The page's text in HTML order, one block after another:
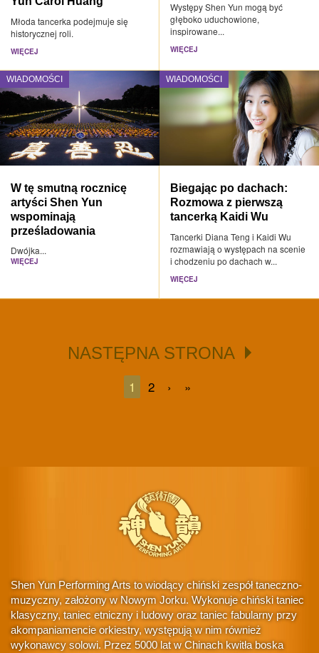
Młoda tancerka podejmuje się
historycznej roli.
WIĘCEJ
Występy Shen Yun mogą być
głęboko uduchowione,
inspirowane...
WIĘCEJ
WIADOMOŚCI
W tę smutną rocznicę
artyści Shen Yun
wspominają
prześladowania
Dwójka...
WIĘCEJ
WIADOMOŚCI
Biegając po dachach:
Rozmowa z pierwszą
tancerką Kaidi Wu
Tancerki Diana Teng i Kaidi Wu
rozmawiają o występach na scenie
i chodzeniu po dachach w...
WIĘCEJ
NASTĘPNA STRONA
1 2 › »
Shen Yun Performing Arts to wiodący chiński zespół taneczno-
muzyczny, założony w Nowym Jorku. Wykonuje chiński taniec
klasyczny, taniec etniczny i ludowy oraz taniec fabularny przy
akompaniamencie orkiestry, występują w nim również
wykonawcy solowi. Przez 5000 lat w Chinach kwitła boska